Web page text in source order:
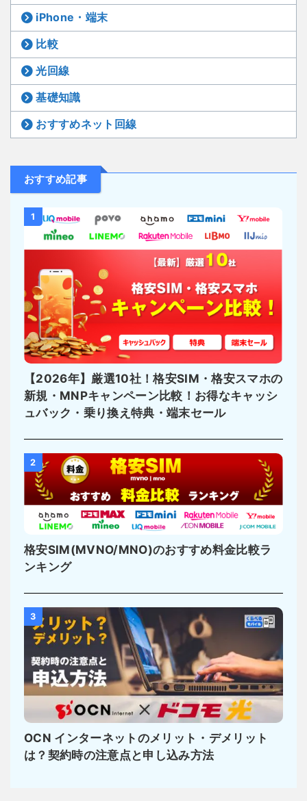
iPhone・端末
比較
光回線
基礎知識
おすすめネット回線
おすすめ記事
1
【2026年】厳選10社！格安SIM・格安スマホの
新規・MNPキャンペーン比較！お得なキャッシ
ュバック・乗り換え特典・端末セール
2
格安SIM(MVNO/MNO)のおすすめ料金比較ラ
ンキング
3
OCN インターネットのメリット・デメリット
は？契約時の注意点と申し込み方法